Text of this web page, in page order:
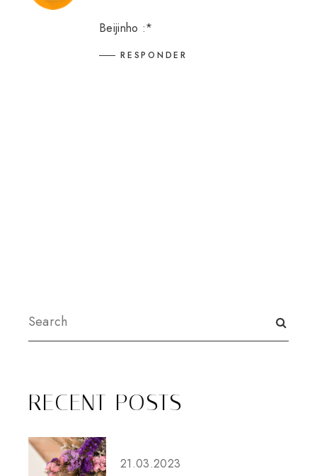
Beijinho :*
RESPONDER
RECENT POSTS
21.03.2023